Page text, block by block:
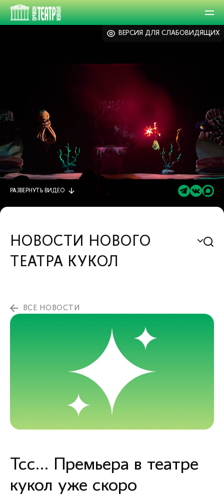
ВЕРСИЯ ДЛЯ СЛАБОВИДЯЩИХ
РАЗВЕРНУТЬ ВИДЕО
НОВОСТИ НОВОГО
ТЕАТРА КУКОЛ
ВСЕ НОВОСТИ
Тсс… Премьера в театре
кукол уже скоро